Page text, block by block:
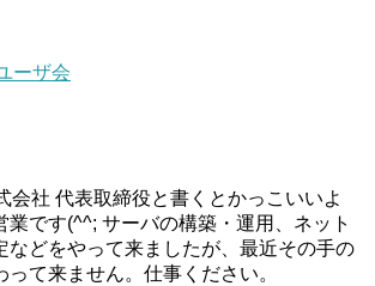
ーザ会
会社 代表取締役と書くとかっこいいよ
業です(^^; サーバの構築・運用、ネット
などをやって来ましたが、最近その手の
て来ません。仕事ください。